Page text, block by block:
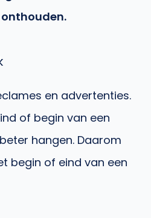
en advertenties.
of begin van een
hangen. Daarom
begin of eind van een